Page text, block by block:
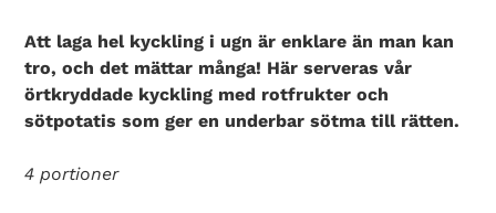
Att laga hel kyckling i ugn är enklare än man kan
tro, och det mättar många! Här serveras vår
örtkryddade kyckling med rotfrukter och
sötpotatis som ger en underbar sötma till rätten.
4 portioner